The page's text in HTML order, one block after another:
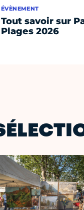
ÉVÈNEMENT
Tout savoir sur
Plages 2026